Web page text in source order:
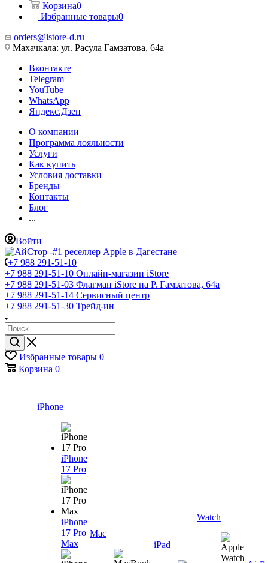
Корзина0
Избранные товары0
orders@istore-d.ru
Махачкала: ул. Расула Гамзатова, 64а
Вконтакте
Telegram
YouTube
WhatsApp
Яндекс.Дзен
О компании
Программа лояльности
Услуги
Как купить
Условия доставки
Бренды
Контакты
Блог
...
Войти
+7 988 291-51-10
+7 988 291-51-10 Онлайн-магазин iStore
+7 988 291-51-03 Флагман iStore на Р. Гамзатова, 64а
+7 988 291-51-14 Сервисный центр
+7 988 291-51-30 Трейд-ин
Избранные товары 0
Корзина 0
iPhone
iPhone
17 Pro
iPhone
17 Pro
Max
Mac
iPad
Watch